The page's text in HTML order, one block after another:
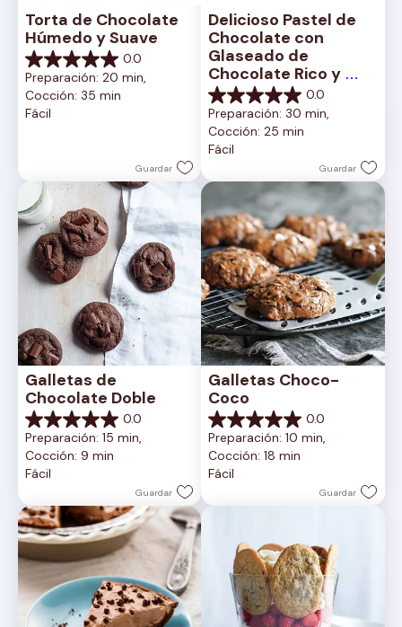
Torta de Chocolate
Húmedo y Suave
0.0
0.0
de
5
estrellas.
Preparación: 20 min,
Cocción: 35 min
Fácil
Guardar
Delicioso Pastel de
Chocolate con
Glaseado de
Chocolate Rico y
Cremoso
0.0
0.0
de
5
estrellas.
Preparación: 30 min,
Cocción: 25 min
Fácil
Guardar
Galletas de
Chocolate Doble
0.0
0.0
de
5
estrellas.
Preparación: 15 min,
Cocción: 9 min
Fácil
Guardar
Galletas Choco-
Coco
0.0
0.0
de
5
estrellas.
Preparación: 10 min,
Cocción: 18 min
Fácil
Guardar